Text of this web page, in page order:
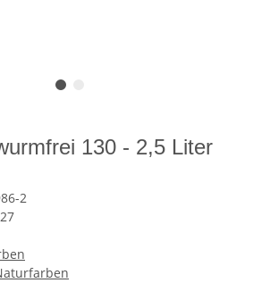
130 - 2,5 Liter
2